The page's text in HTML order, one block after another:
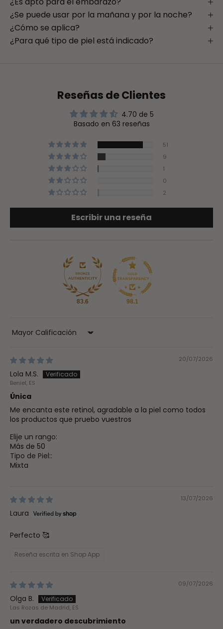
¿Se puede usar por la mañana y por la noche?
¿Cómo se aplica?
¿Para qué tipo de piel está indicado?
Reseñas de Clientes
4.70 de 5
Basado en 63 reseñas
51
9
1
0
2
Escribir una reseña
83.6 98.1
Sort by
20/07/2026
Lola M.S.
Beniel, ES
Única
Me encanta este retinol, agradable a la piel como todos
los productos que pruebo vuestros
Elije un rango:
Más de 50
Tipo de Piel::
Mixta
13/07/2026
Laura
Perfecto 🥰
Reseña escrita en Shop App
09/07/2026
Olga B.
Las Rozas de Madrid, ES
un verdadero descubrimiento